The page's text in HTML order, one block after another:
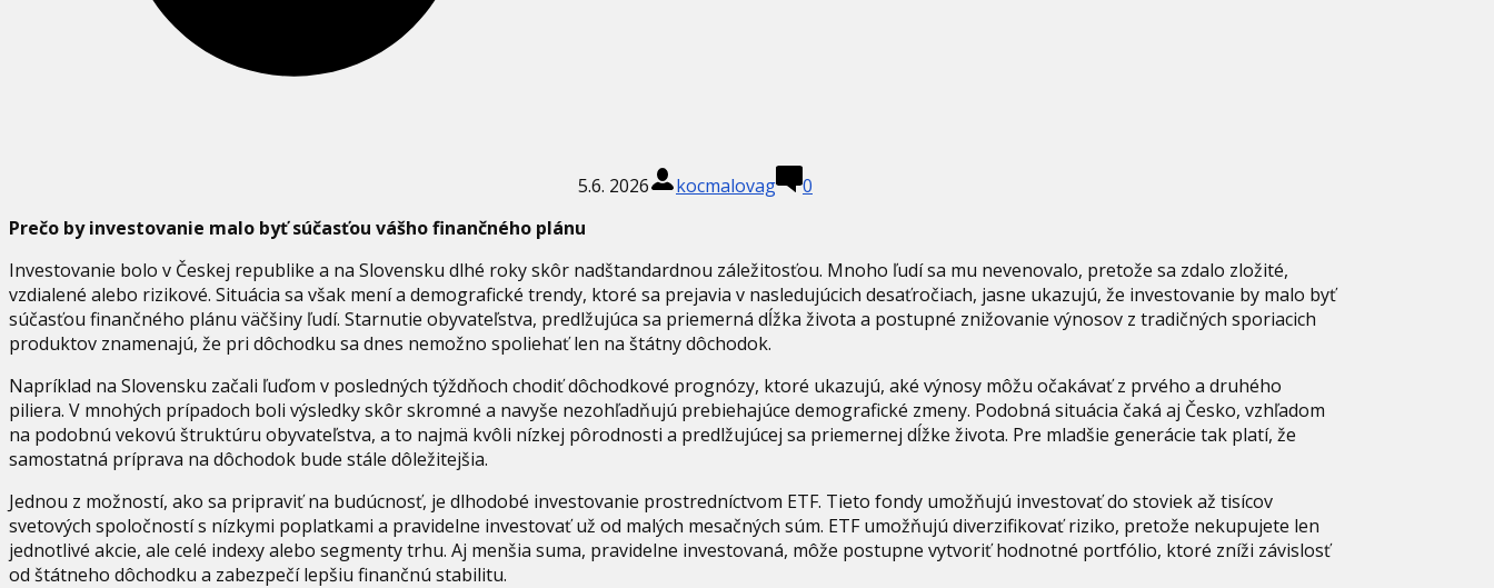
5.6. 2026 kocmalovag
0
Prečo by investovanie malo byť súčasťou vášho finančného plánu
Investovanie bolo v Českej republike a na Slovensku dlhé roky skôr nadštandardnou záležitosťou. Mnoho ľudí sa mu nevenovalo, pretože sa zdalo zložité,
vzdialené alebo rizikové. Situácia sa však mení a demografické trendy, ktoré sa prejavia v nasledujúcich desaťročiach, jasne ukazujú, že investovanie by malo byť
súčasťou finančného plánu väčšiny ľudí. Starnutie obyvateľstva, predlžujúca sa priemerná dĺžka života a postupné znižovanie výnosov z tradičných sporiacich
produktov znamenajú, že pri dôchodku sa dnes nemožno spoliehať len na štátny dôchodok.
Napríklad na Slovensku začali ľuďom v posledných týždňoch chodiť dôchodkové prognózy, ktoré ukazujú, aké výnosy môžu očakávať z prvého a druhého
piliera. V mnohých prípadoch boli výsledky skôr skromné a navyše nezohľadňujú prebiehajúce demografické zmeny. Podobná situácia čaká aj Česko, vzhľadom
na podobnú vekovú štruktúru obyvateľstva, a to najmä kvôli nízkej pôrodnosti a predlžujúcej sa priemernej dĺžke života. Pre mladšie generácie tak platí, že
samostatná príprava na dôchodok bude stále dôležitejšia.
Jednou z možností, ako sa pripraviť na budúcnosť, je dlhodobé investovanie prostredníctvom ETF. Tieto fondy umožňujú investovať do stoviek až tisícov
svetových spoločností s nízkymi poplatkami a pravidelne investovať už od malých mesačných súm. ETF umožňujú diverzifikovať riziko, pretože nekupujete len
jednotlivé akcie, ale celé indexy alebo segmenty trhu. Aj menšia suma, pravidelne investovaná, môže postupne vytvoriť hodnotné portfólio, ktoré zníži závislosť
od štátneho dôchodku a zabezpečí lepšiu finančnú stabilitu.